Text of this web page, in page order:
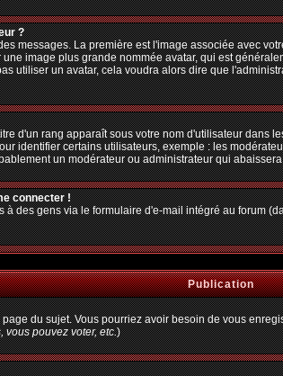
?
messages. La première est l'image associée avec
image plus grande nommée avatar, qui est
utiliser un avatar, cela voudra alors dire que
d'un rang apparaît sous votre nom d'utilisateur
identifier certains utilisateurs, exemple : les
un modérateur ou administrateur qui
connecter !
des gens via le formulaire d'e-mail intégré au forum
Publication
du sujet. Vous pourriez avoir besoin de vous
vous pouvez voter, etc.)